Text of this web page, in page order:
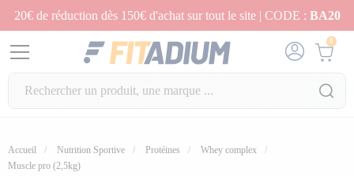
20€ de réduction dès 150€ d'achat sur tout le site | CODE : BA20
0
Accueil Nutrition Sportive Protéines
Whey complex
Muscle pro (2,5kg)